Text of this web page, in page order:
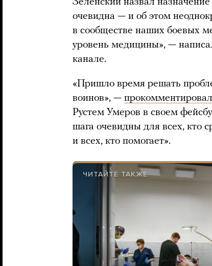
Зеленский назвал
очевидна — и об этом
в сообществе наших боевых
уровень медицины», —
канале.
«Пришло время решать
воинов», — прокомментировал
Рустем Умеров в своем
шага очевидны для всех, кто
и всех, кто помогает».
ЧИТАЙТЕ ТАКЖЕ